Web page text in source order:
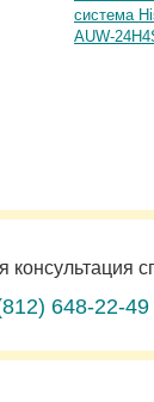
система
AUW-
консультация
648-22-49